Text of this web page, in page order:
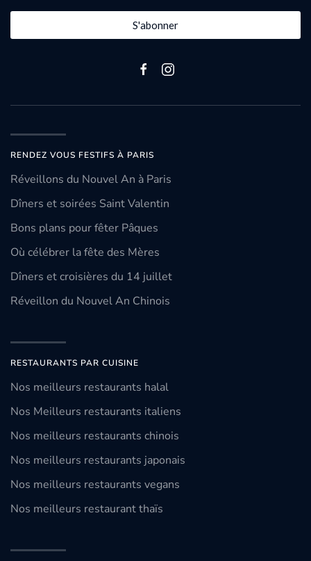
S'abonner
RENDEZ VOUS FESTIFS À PARIS
Réveillons du Nouvel An à Paris
Dîners et soirées Saint Valentin
Bons plans pour fêter Pâques
Où célébrer la fête des Mères
Dîners et croisières du 14 juillet
Réveillon du Nouvel An Chinois
RESTAURANTS PAR CUISINE
Nos meilleurs restaurants halal
Nos Meilleurs restaurants italiens
Nos meilleurs restaurants chinois
Nos meilleurs restaurants japonais
Nos meilleurs restaurants vegans
Nos meilleurs restaurant thaïs